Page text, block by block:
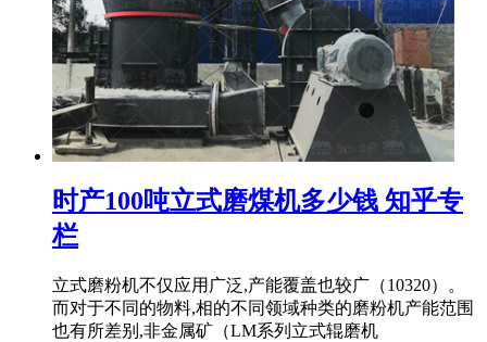
时产100吨立式磨煤机多少钱 知乎专
栏
立式磨粉机不仅应用广泛,产能覆盖也较广（10320）。
而对于不同的物料,相的不同领域种类的磨粉机产能范围
也有所差别,非金属矿（LM系列立式辊磨机